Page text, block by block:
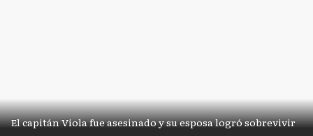
El capitán Viola fue asesinado y su esposa logró sobrevivir